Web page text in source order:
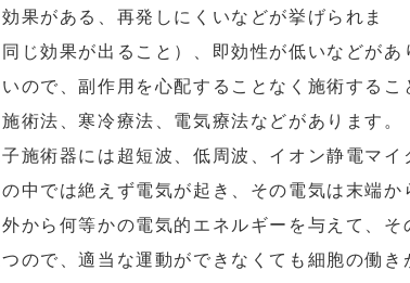
果がある、再発しにくいなどが挙げられま
じ効果が出ること）、即効性が低いなどが
ので、副作用を心配することなく施術するこ
術法、寒冷療法、電気療法などがあります。
施術器には超短波、低周波、イオン静電マ
中では絶えず電気が起き、その電気は末端
から何等かの電気的エネルギーを与えて、
ので、適当な運動ができなくても細胞の働